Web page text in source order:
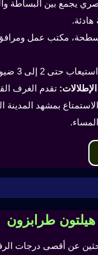
يجمع بين البساطة
مكتب عمل
تناسب هذه الغرف الفرد
الإطلالات: تقدم الغرف
بمشهد المدينة
طرابزون
عن أقصى درجات